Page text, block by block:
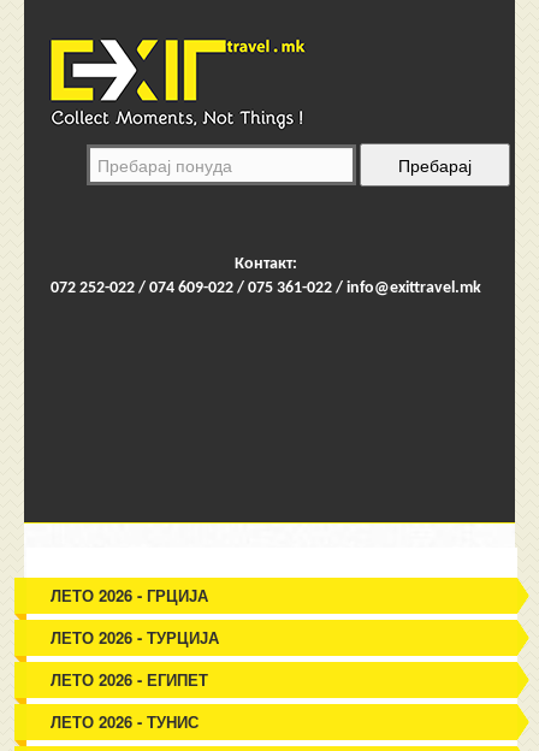
Контакт:
072 252-022 / 074 609-022 / 075 361-022 / info@exittravel.mk
ЛЕТО 2026 - ГРЦИЈА
ЛЕТО 2026 - ТУРЦИЈА
ЛЕТО 2026 - ЕГИПЕТ
ЛЕТО 2026 - ТУНИС